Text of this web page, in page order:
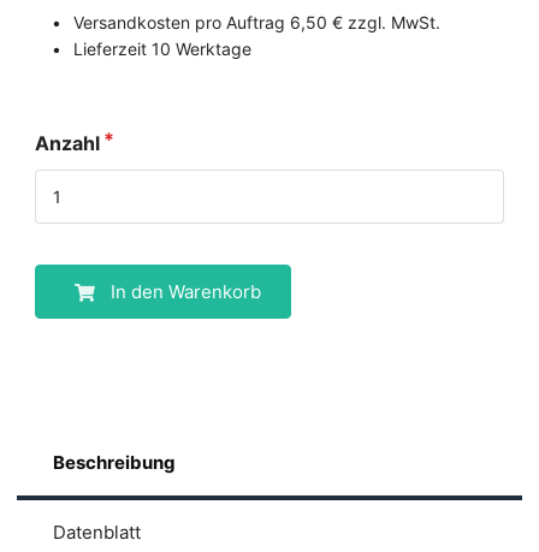
Versandkosten pro Auftrag 6,50 € zzgl. MwSt.
Lieferzeit 10 Werktage
Anzahl
In den Warenkorb
Beschreibung
Datenblatt